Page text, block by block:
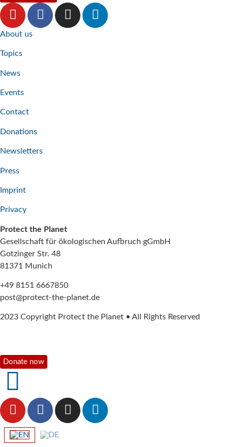
About us
Topics
News
Events
Contact
Donations
Newsletters
Press
Imprint
Privacy
Protect the Planet
Gesellschaft für ökologischen Aufbruch gGmbH
Gotzinger Str. 48
81371 Munich
+49 8151 6667850
post@protect-the-planet.de
2023 Copyright Protect the Planet • All Rights Reserved
Donate now